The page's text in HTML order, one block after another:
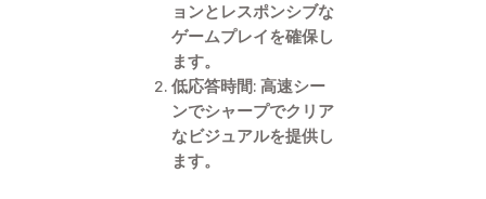
ョンとレスポンシブな
ゲームプレイを確保し
ます。
低応答時間: 高速シー
ンでシャープでクリア
なビジュアルを提供し
ます。